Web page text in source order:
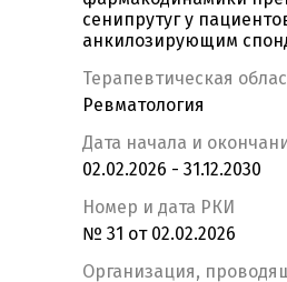
сенипрутуг у
анкилозирующим
Терапевтическая
Ревматология
Дата начала и
02.02.2026 - 31.12.2030
Номер и дата РКИ
№ 31 от 02.02.2026
Организация,